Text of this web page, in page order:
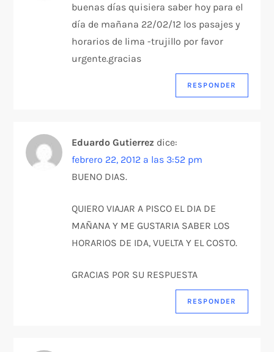
buenas días quisiera saber hoy para el
día de mañana 22/02/12 los pasajes y
horarios de lima -trujillo por favor
urgente.gracias
RESPONDER
Eduardo Gutierrez dice:
febrero 22, 2012 a las 3:52 pm
BUENO DIAS.
QUIERO VIAJAR A PISCO EL DIA DE
MAÑANA Y ME GUSTARIA SABER LOS
HORARIOS DE IDA, VUELTA Y EL COSTO.
GRACIAS POR SU RESPUESTA
RESPONDER